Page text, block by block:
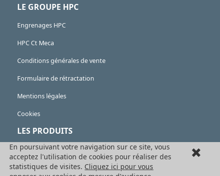
LE GROUPE HPC
Engrenages HPC
HPC Ct Meca
Conditions générales de vente
Formulaire de rétractation
Mentions légales
Cookies
LES PRODUITS
Eléments mécaniques
Transmission de puissance
En poursuivant votre navigation sur ce site, vous
acceptez l'utilisation de cookies pour réaliser des
statistiques de visites. Cliquez ici pour vous